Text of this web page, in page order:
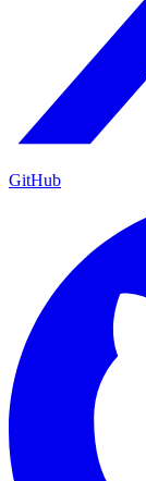
GitHub